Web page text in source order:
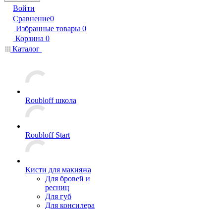
Войти
Сравнение0
Избранные товары 0
Корзина 0
Каталог
Roubloff школа
Roubloff Start
Кисти для макияжа
Для бровей и
ресниц
Для губ
Для консилера